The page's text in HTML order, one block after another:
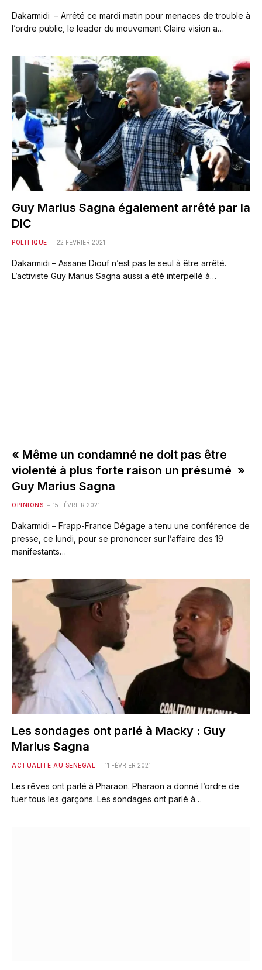
Dakarmidi – Arrêté ce mardi matin pour menaces de trouble à
l’ordre public, le leader du mouvement Claire vision a…
Guy Marius Sagna également arrêté par la
DIC
POLITIQUE 22 FÉVRIER 2021
Dakarmidi – Assane Diouf n’est pas le seul à être arrêté.
L’activiste Guy Marius Sagna aussi a été interpellé à…
« Même un condamné ne doit pas être
violenté à plus forte raison un présumé »
Guy Marius Sagna
OPINIONS 15 FÉVRIER 2021
Dakarmidi – Frapp-France Dégage a tenu une conférence de
presse, ce lundi, pour se prononcer sur l’affaire des 19
manifestants…
Les sondages ont parlé à Macky : Guy
Marius Sagna
ACTUALITÉ AU SÉNÉGAL 11 FÉVRIER 2021
Les rêves ont parlé à Pharaon. Pharaon a donné l’ordre de
tuer tous les garçons. Les sondages ont parlé à…